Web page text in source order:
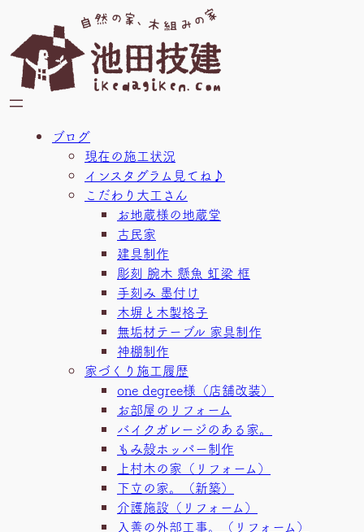
を
ッ
ブログ
現在の施工状況
インスタグラム見てね♪
こだわり大工さん
お地蔵様の地蔵堂
古民家
建具制作
彫刻 腕木 懸魚 虹梁 框
手刻み 墨付け
木塀と木製格子
無垢材テーブル 家具制作
神棚制作
家づくり施工履歴
one degree様（店舗改装）
お部屋のリフォーム
バイクガレージのある家。
もみ殻ホッパー制作
上村木の家（リフォーム）
下立の家。（新築）
介護施設（リフォーム）
入善の外部工事。（リフォーム）